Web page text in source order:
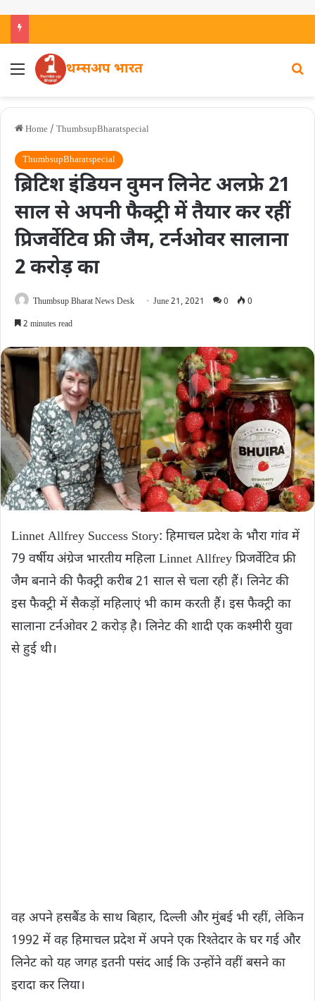
थम्सअप भारत
Home / ThumbsupBharatspecial
ThumbsupBharatspecial
ब्रिटिश इंडियन वुमन लिनेट अलफ्रे 21
साल से अपनी फैक्ट्री में तैयार कर रहीं
प्रिजर्वेटिव फ्री जैम, टर्नओवर सालाना
2 करोड़ का
Thumbsup Bharat News Desk June 21, 2021 0
0
2 minutes read
Linnet Allfrey Success Story: हिमाचल प्रदेश के भौरा गांव में
79 वर्षीय अंग्रेज भारतीय महिला Linnet Allfrey प्रिजर्वेटिव फ्री
जैम बनाने की फैक्ट्री करीब 21 साल से चला रही हैं। लिनेट की
इस फैक्ट्री में सैकड़ों महिलाएं भी काम करती हैं। इस फैक्ट्री का
सालाना टर्नओवर 2 करोड़ है। लिनेट की शादी एक कश्मीरी युवा
से हुई थी।
वह अपने हसबैंड के साथ बिहार, दिल्ली और मुंबई भी रहीं, लेकिन
1992 में वह हिमाचल प्रदेश में अपने एक रिश्तेदार के घर गई और
लिनेट को यह जगह इतनी पसंद आई कि उन्होंने वहीं बसने का
इरादा कर लिया।